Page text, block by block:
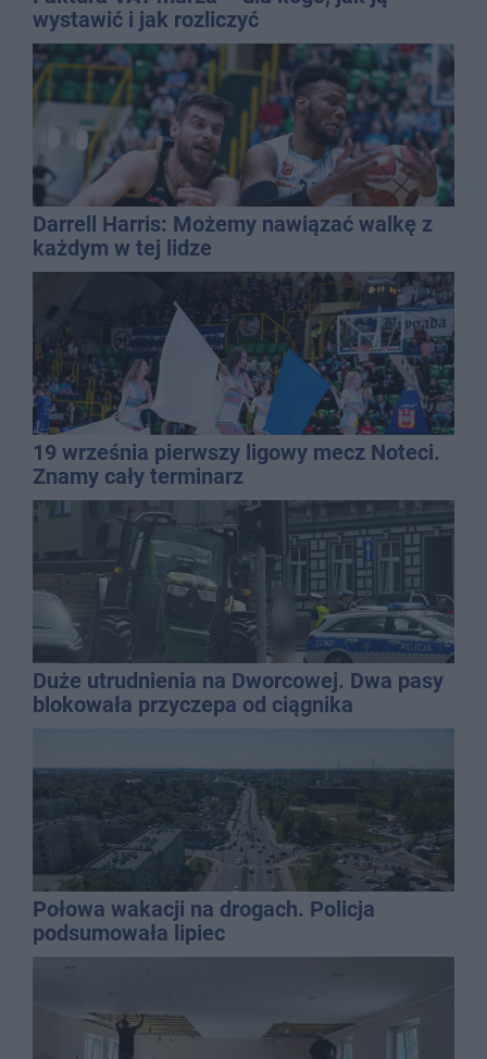
wystawić i jak rozliczyć
Darrell Harris: Możemy nawiązać walkę z
każdym w tej lidze
19 września pierwszy ligowy mecz Noteci.
Znamy cały terminarz
Duże utrudnienia na Dworcowej. Dwa pasy
blokowała przyczepa od ciągnika
Połowa wakacji na drogach. Policja
podsumowała lipiec